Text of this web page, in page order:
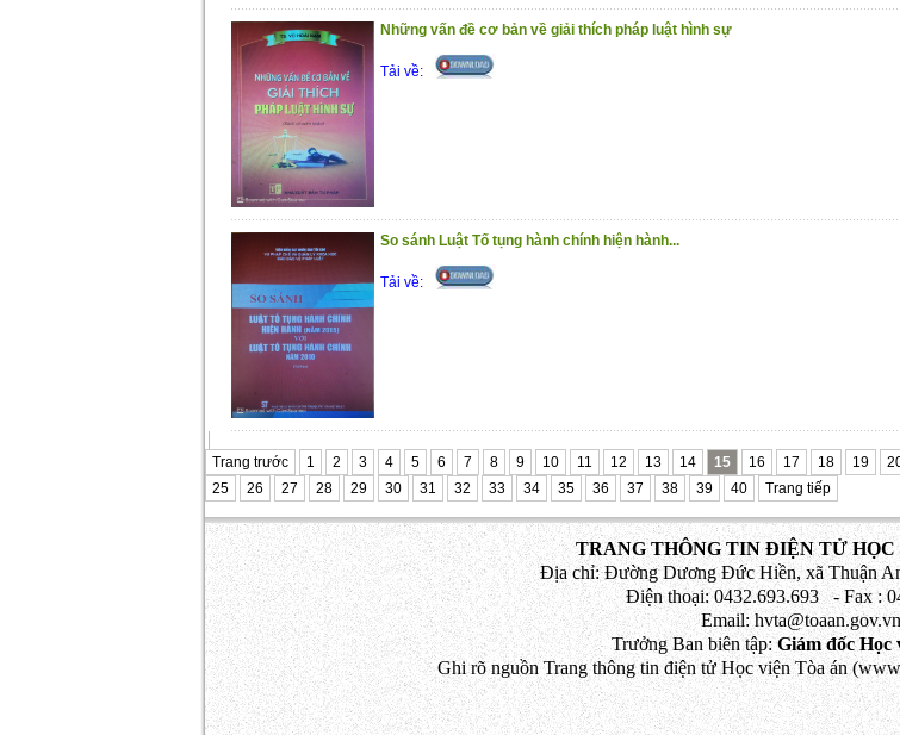
Những vấn đề cơ bản về giải thích pháp luật hình sự
Tải về:
So sánh Luật Tố tụng hành chính hiện hành...
Tải về:
Trang trước 1 2 3 4 5 6 7 8 9 10 11 12 13 14 15 16 17 18 19
25
26 27 28 29 30 31 32 33 34 35 36 37 38 39 40 Trang tiếp
TRANG THÔNG TIN ĐIỆN TỬ
Địa chỉ: Đường Dương Đức Hiền, xã Thuận
Điện thoại: 0432.693.693 - Fax :
Email: hvta@toaan.gov.vn
Trưởng Ban biên tập:Giám đốc Học
Ghi rõ nguồn Trang thông tin điện tử Học viện Tòa án